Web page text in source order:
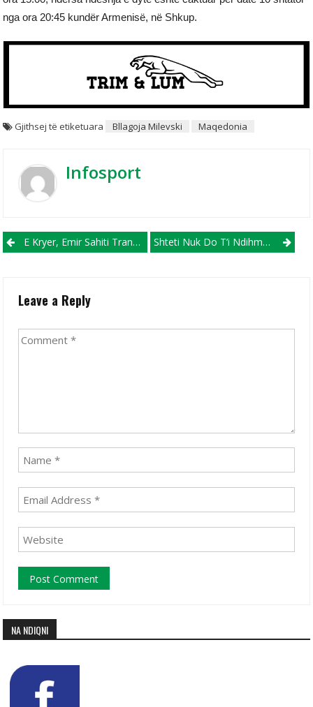
nga ora 20:45 kundër Armenisë, në Shkup.
Gjithsej të etiketuara Bllagoja Milevski Maqedonia
Infosport
Post navigation
E Kryer, Emir Sahiti Transferohet Në Gjermani Te Hamburgu Shteti Nuk Do T’i Ndihmojë Sportistët Që Reklamojnë Bastoret Dhe Kazinotë
Leave a Reply
NA NDIQNI